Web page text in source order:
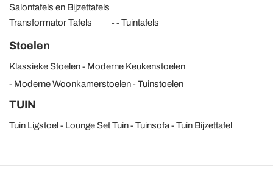
Salontafels en Bijzettafels
Transformator Tafels
Tuintafels
Stoelen
Klassieke Stoelen
Moderne Keukenstoelen
Moderne Woonkamerstoelen
Tuinstoelen
TUIN
Tuin Ligstoel Lounge Set Tuin Tuinsofa Tuin Bijzettafel